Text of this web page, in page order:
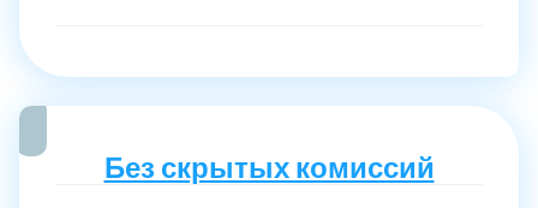
Без скрытых комиссий